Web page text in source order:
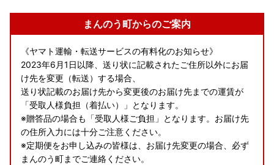
まんのう町からのご案内
《ヤマト運輸・転送サービスの有料化のお知らせ》
2023年6月1日以降、送り状に記載されたご住所以外にお届
け先を変更（転送）する場合、
送り状記載のお届け先から変更後のお届け先までの運賃が
「受取人様負担（着払い）」となります。
※贈答品の場合も「受取人様ご負担」となります。お届け先
の住所入力には十分ご注意ください。
※定期便をお申し込みの皆様は、お届け先変更の場合、必ず
まんのう町までご連絡ください。